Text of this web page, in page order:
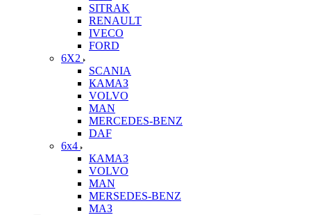
SITRAK
RENAULT
IVECO
FORD
6X2
SCANIA
КАМАЗ
VOLVO
MAN
MERCEDES-BENZ
DAF
6x4
КАМАЗ
VOLVO
MAN
MERSEDES-BENZ
МАЗ